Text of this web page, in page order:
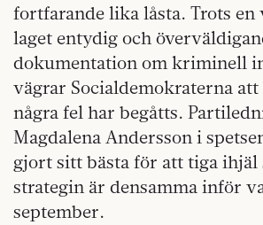
fortfarande lika låsta. Trots en
laget entydig och
dokumentation om kriminell
vägrar Socialdemokraterna
några fel har begåtts.
Magdalena Andersson i
gjort sitt bästa för att tiga ihjäl
strategin är densamma inför
september.